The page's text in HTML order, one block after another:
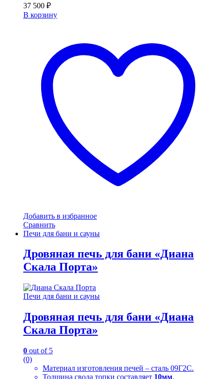
37 500 ₽
В корзину
Добавить в избранное
Сравнить
Печи для бани и сауны
Дровяная печь для бани «Диана
Скала Порта»
Печи для бани и сауны
Дровяная печь для бани «Диана
Скала Порта»
0 out of 5
(0)
Материал изготовления печей – сталь 09Г2С.
Толщина свода топки составляет 10мм.